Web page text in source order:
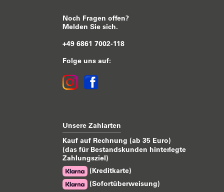
Noch Fragen offen?
Melden Sie sich.
+49 6861 7002-118
Folge uns auf:
Unsere Zahlarten
Kauf auf Rechnung (ab 35 Euro)
(das für Bestandskunden hinterlegte
Zahlungsziel)
(Kreditkarte)
(Sofortüberweisung)